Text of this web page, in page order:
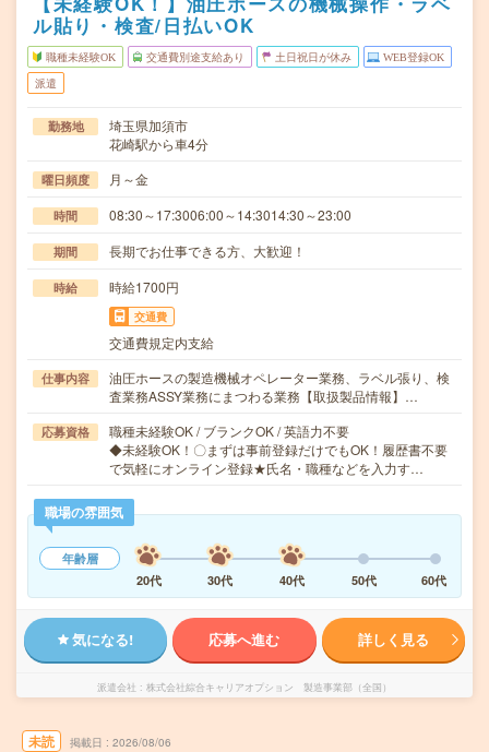
ル貼り・検査/日払いOK
職種未経験OK 交通費別途支給あり 土日祝日が休み WEB登録OK
派遣
勤務地
埼玉県加須市
花崎駅から車4分
曜日頻度 月～金
時間 08:30～17:3006:00～14:3014:30～23:00
期間 長期でお仕事できる方、大歓迎！
時給 時給1700円
交通費
交通費規定内支給
仕事内容
油圧ホースの製造機械オペレーター業務、ラベル張り、検
査業務ASSY業務にまつわる業務【取扱製品情報】…
応募資格
職種未経験OK / ブランクOK / 英語力不要
◆未経験OK！〇まずは事前登録だけでもOK！履歴書不要
で気軽にオンライン登録★氏名・職種などを入力す…
職場の雰囲気
年齢層
20代
30代 40代 50代 60代
気になる! 応募へ進む 詳しく見る
派遣会社 株式会社綜合キャリアオプション 製造事業部（全国）
未読 掲載日 2026/08/06